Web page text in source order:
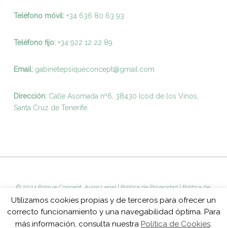
Teléfono móvil: +34 636 80 63 93
Teléfono fijo:+34 922 12 22 89
Email: gabinetepsiqueconcept@gmail.com
Dirección:Calle Asomada nº6, 38430 Icod de los Vinos,
Santa Cruz de Tenerife.
© 2024 Psique Concept. Aviso Legal | Politica de Privacidad | Politica de
Cookies
facebookyoutube instagramwhatsappphone
Utilizamos cookies propias y de terceros para ofrecer un
correcto funcionamiento y una navegabilidad óptima. Para
más información, consulta nuestra Política de Cookies.